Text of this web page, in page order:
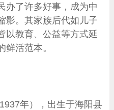
办了许多好事，成为中
影。其家族后代如儿子
以教育、公益等方式延
活范本。
年），出生于海阳县